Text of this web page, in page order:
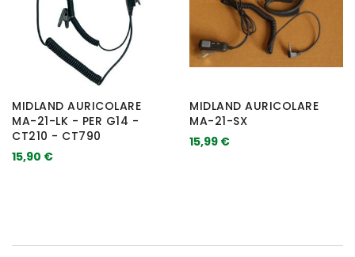
MIDLAND AURICOLARE
MA-21-LK - PER G14 -
CT210 - CT790
15,90 €
MIDLAND AURICOLARE
MA-21-SX
15,99 €